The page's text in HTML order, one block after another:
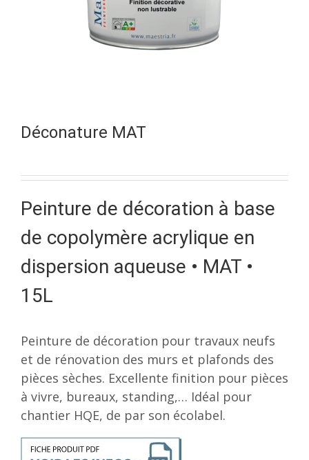
Déconature MAT
Peinture de décoration à base
de copolymère acrylique en
dispersion aqueuse • MAT •
15L
Peinture de décoration pour travaux neufs
et de rénovation des murs et plafonds des
pièces sèches. Excellente finition pour pièces
à vivre, bureaux, standing,… Idéal pour
chantier HQE, de par son écolabel.